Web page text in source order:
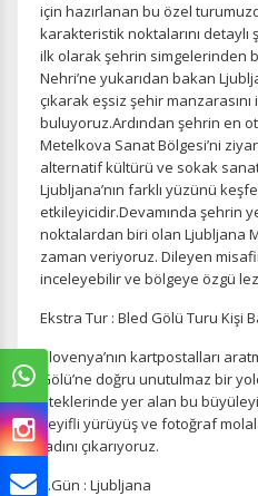
için hazırlanan bu özel
karakteristik noktalarını
ilk olarak şehrin simgelerinden
Nehri’ne yukarıdan bakan
çıkarak eşsiz şehir manzarasını
buluyoruz.Ardından şehrin en
Metelkova Sanat Bölgesi’ni
alternatif kültürü ve sokak
Ljubljana’nın farklı yüzünü
etkileyicidir.Devamında şehrin
noktalardan biri olan Ljubljana
zaman veriyoruz. Dileyen
inceleyebilir ve bölgeye özgü
Ekstra Tur : Bled Gölü Turu Kişi
Slovenya’nın kartpostalları
Gölü’ne doğru unutulmaz bir
eteklerinde yer alan bu
keyifli yürüyüş ve fotoğraf
tadını çıkarıyoruz.
3.Gün : Ljubljana